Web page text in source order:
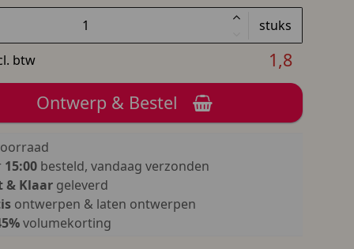
stuks
btw
1,8
Ontwerp & Bestel
15:00besteld, vandaag verzonden
& Klaargeleverd
ontwerpen & laten ontwerpen
volumekorting